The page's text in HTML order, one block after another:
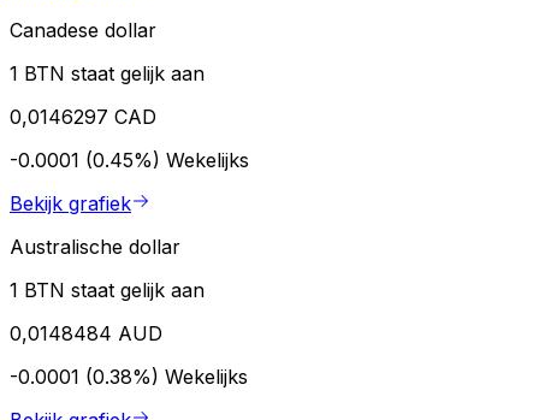
Canadese dollar
1 BTN staat gelijk aan
0,0146297 CAD
-0.0001 (0.45%) Wekelijks
Bekijk grafiek
Australische dollar
1 BTN staat gelijk aan
0,0148484 AUD
-0.0001 (0.38%) Wekelijks